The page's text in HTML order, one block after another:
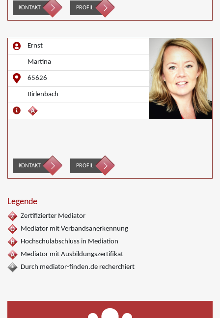
KONTAKT PROFIL
Ernst
Martina
65626
Birlenbach
KONTAKT PROFIL
Legende
Zertifizierter Mediator
Mediator mit Verbandsanerkennung
Hochschulabschluss in Mediation
Mediator mit Ausbildungszertifikat
Durch mediator-finden.de recherchiert